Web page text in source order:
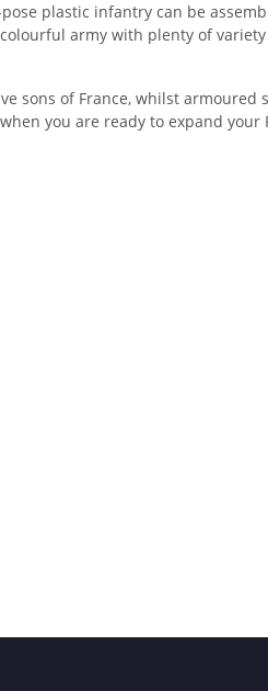
plastic infantry can be
army with plenty of
sons of France, whilst armoured
you are ready to expand your